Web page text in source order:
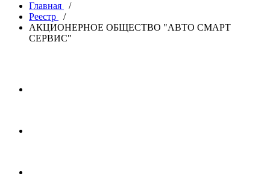
Главная
/
Реестр
/
АКЦИОНЕРНОЕ ОБЩЕСТВО "АВТО СМАРТ
СЕРВИС"